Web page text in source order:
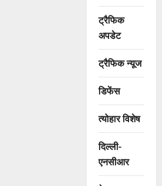
ट्रैफिक
अपडेट
ट्रैफिक न्यूज
डिफेंस
त्योहार विशेष
दिल्ली-
एनसीआर